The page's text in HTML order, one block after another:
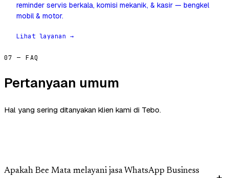
reminder servis berkala, komisi mekanik, & kasir — bengkel
mobil & motor.
Lihat layanan →
07 — FAQ
Pertanyaan umum
Hal yang sering ditanyakan klien kami di Tebo.
Apakah Bee Mata melayani jasa WhatsApp Business